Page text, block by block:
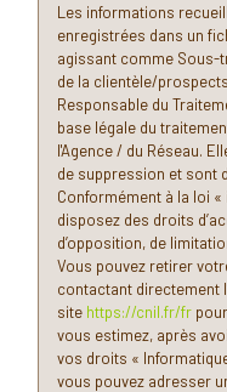
Taxe habitation
Taxe foncière
Habitants de moins
Habitants de 25 à
Habitants de plus
Nombre d'enfants
Familles sans enfant
Familles avec 1 ou 2
Maisons
Appartements
Les informations
enregistrées dans un
agissant comme Sous-
de la clientèle/
Responsable du
base légale du
l'Agence / du Réseau.
de suppression et sont
Conformément à la loi
disposez des droits
d’opposition, de
Vous pouvez retirer
contactant directement
site https://cnil.fr/fr
vous estimez, après
vos droits «
vous pouvez adresser